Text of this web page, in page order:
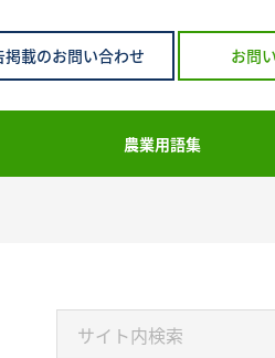
掲載のお問い合わせ お問
農業用語集